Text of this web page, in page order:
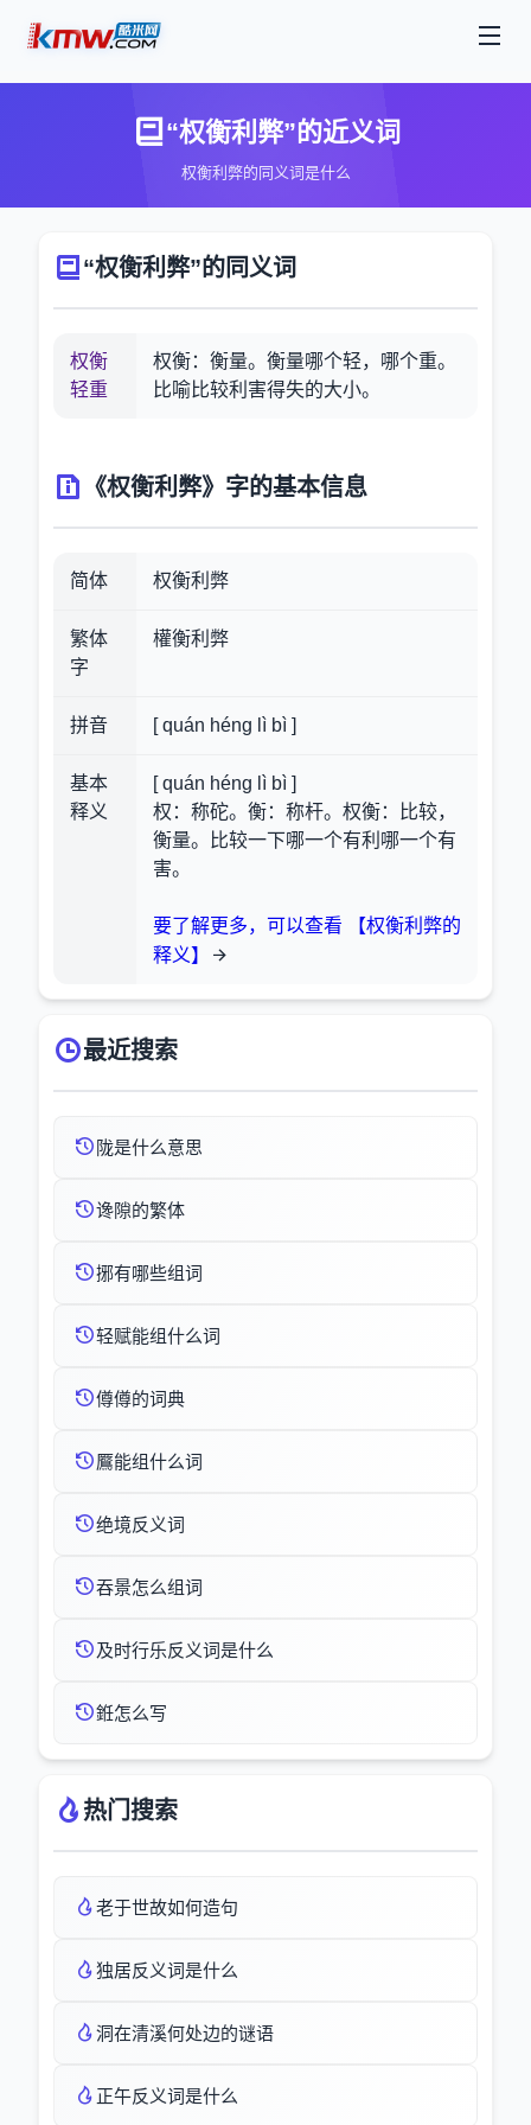
“权衡利弊”的近义词
权衡利弊的同义词是什么
“权衡利弊”的同义词
权衡
轻重
权衡：衡量。衡量哪个轻，哪个重。
比喻比较利害得失的大小。
《权衡利弊》字的基本信息
简体 权衡利弊
繁体
字
權衡利弊
拼音 [ quán héng lì bì ]
基本
释义
[ quán héng lì bì ]
权：称砣。衡：称杆。权衡：比较，
衡量。比较一下哪一个有利哪一个有
害。
要了解更多，可以查看 【权衡利弊的
释义】
最近搜索
陇是什么意思
谗隙的繁体
捓有哪些组词
轻赋能组什么词
僔僔的词典
鷢能组什么词
绝境反义词
吞景怎么组词
及时行乐反义词是什么
銋怎么写
热门搜索
老于世故如何造句
独居反义词是什么
洞在清溪何处边的谜语
正午反义词是什么